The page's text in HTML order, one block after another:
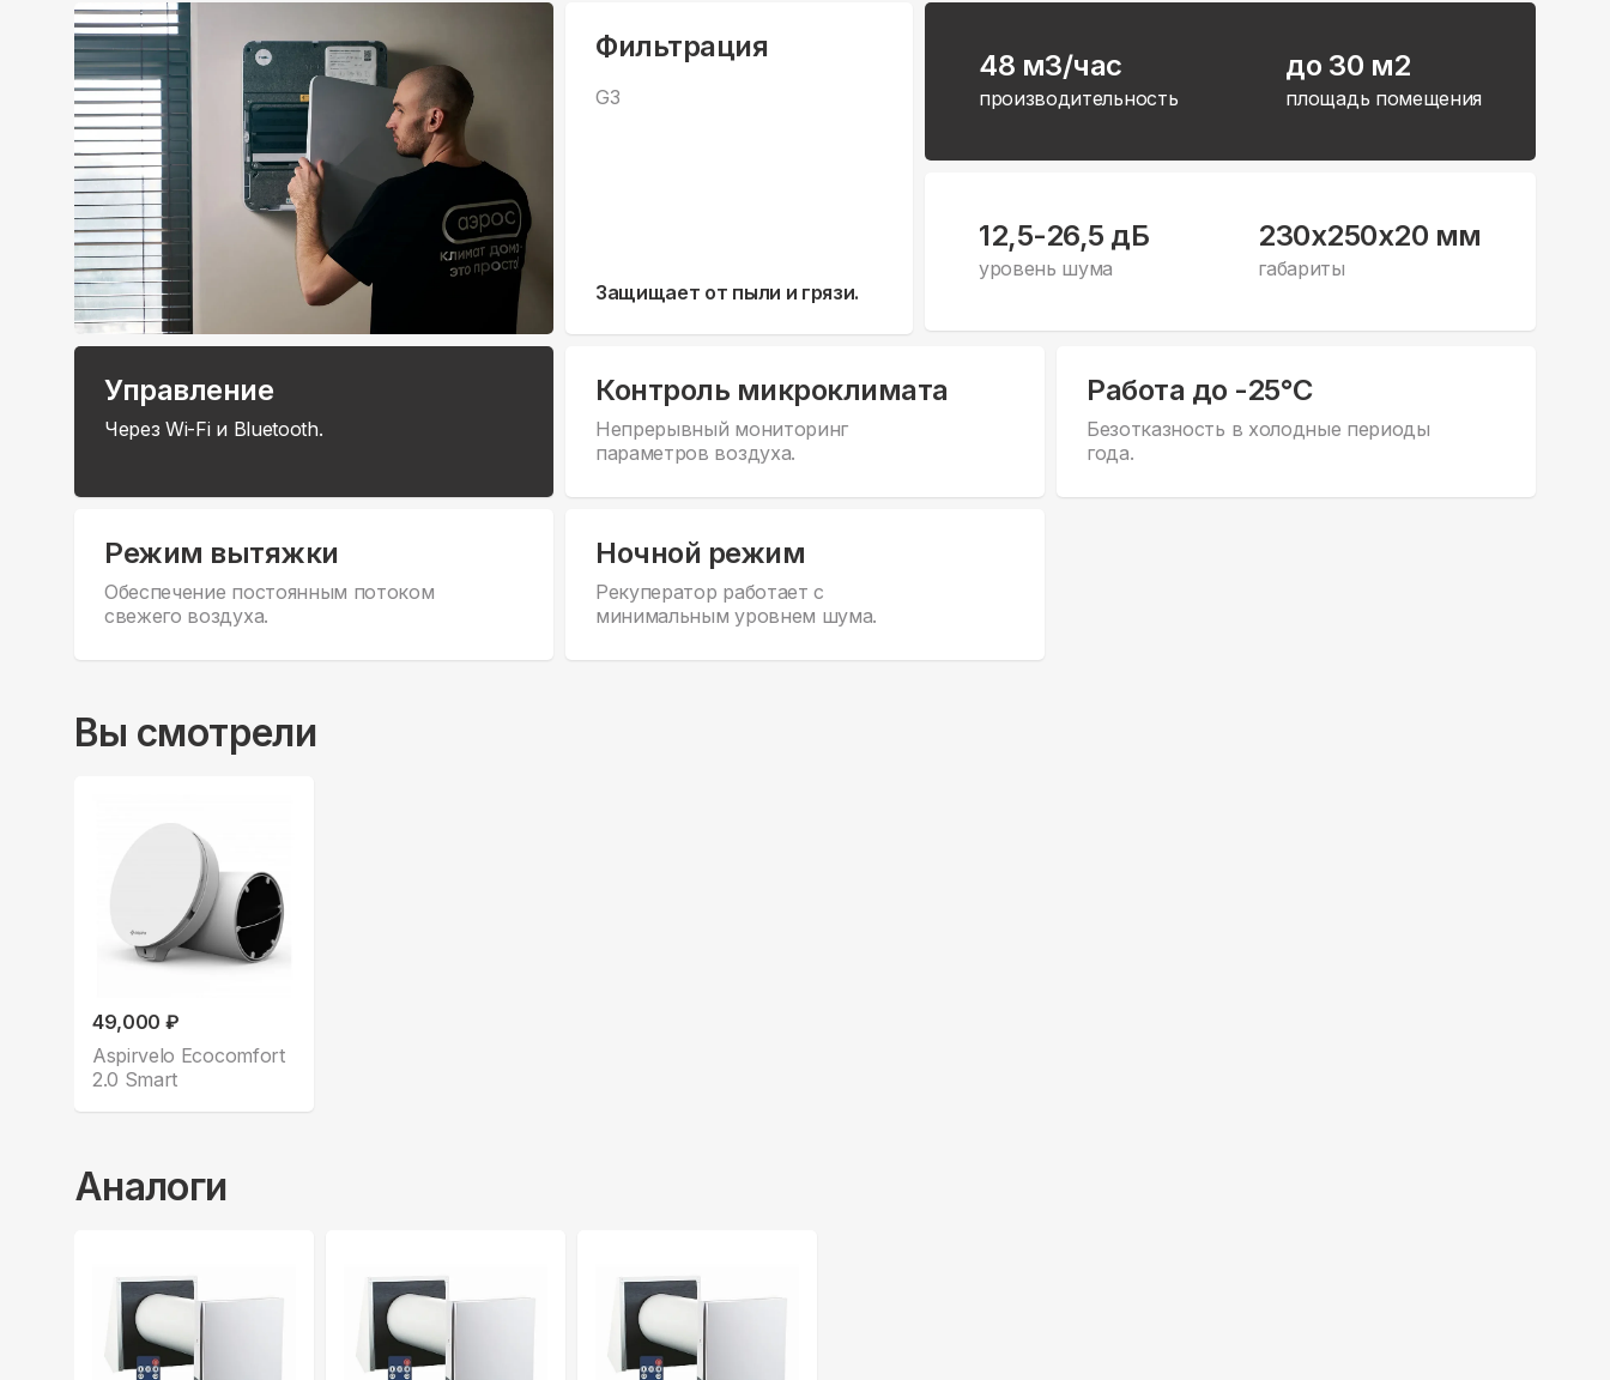
Фильтрация
G3
Защищает от пыли и грязи.
48 м3/час
производительность
до 30 м2
площадь помещения
12,5-26,5 дБ
уровень шума
230x250x20 мм
габариты
Управление
Через Wi-Fi и Bluetooth.
Контроль микроклимата
Непрерывный мониторинг
параметров воздуха.
Работа до -25°С
Безотказность в холодные периоды
года.
Режим вытяжки
Обеспечение постоянным потоком
свежего воздуха.
Ночной режим
Рекуператор работает с
минимальным уровнем шума.
Вы смотрели
49,000 ₽
Aspirvelo Ecocomfort
2.0 Smart
Аналоги